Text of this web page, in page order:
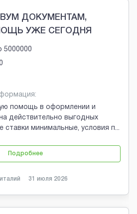
ДОКУМЕНТАМ,
УЖЕ СЕГОДНЯ
5000000
помощь в оформлении и
действительно выгодных
ставки минимальные, условия п...
Подробнее
31 июля 2026